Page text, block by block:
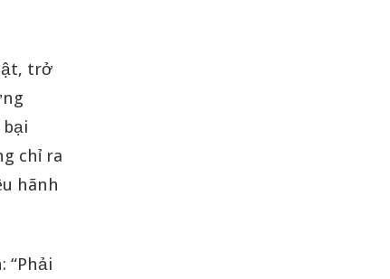
trở
chỉ ra
hãnh
“Phải